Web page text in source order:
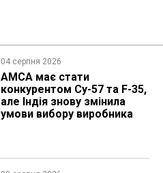
04 серпня 2026
AMCA має стати
конкурентом Су-57 та F-35,
але Індія знову змінила
умови вибору виробника